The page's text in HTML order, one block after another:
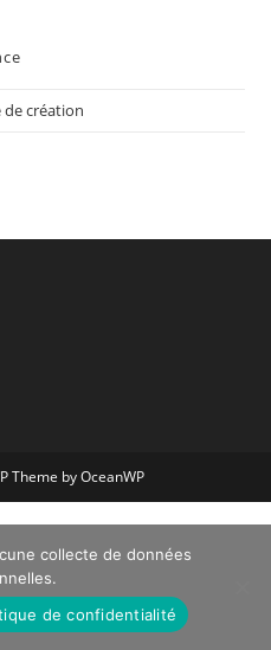
de création
Theme by OceanWP
collecte de données
de confidentialité